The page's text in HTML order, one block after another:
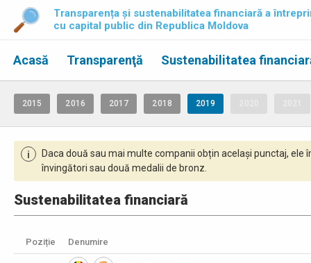
Transparența și sustenabilitatea financiară a
cu capital public din Republica Moldova
Acasă Transparenţă Sustenabilitatea
2015 2016 2017 2018 2019
i
Daca două sau mai multe companii obțin același punctaj,
învingători sau două medalii de bronz.
Sustenabilitatea financiară
Poziție Denumire